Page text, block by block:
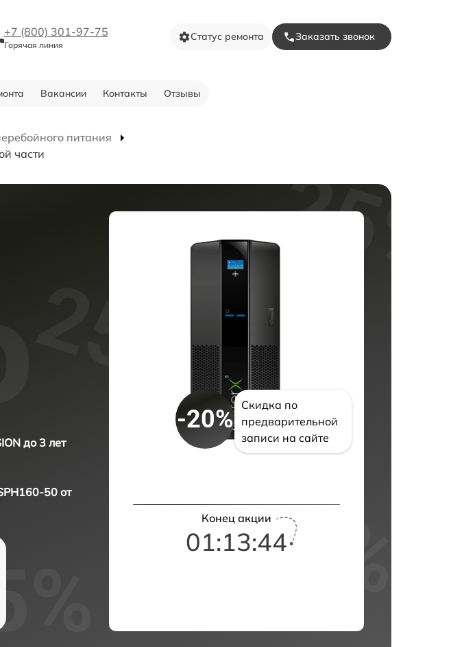
+7 (800) 301-97-75
Горячая линия
Статус ремонта Заказать звонок
Вакансии Контакты Отзывы
питания
части
до 3 лет
50 от
-20%
Скидка по
предварительной
записи на сайте
Конец акции
01:13:43